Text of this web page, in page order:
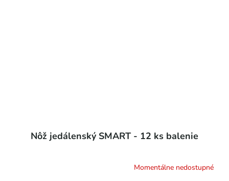
Nôž jedálenský SMART - 12 ks balenie
Momentálne nedostupné